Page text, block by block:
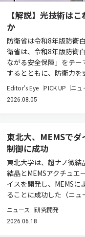
【解説】光技術は
か
防衛省は令和8年版防衛
衛省は、令和8年版防衛
ながる安全保障」をテ
するとともに、防衛力
Editor's Eye PICK UP ニュ
2026.08.05
東北大、MEMSで
制御に成功
東北大学は、超ナノ微結
結晶とMEMSアクチュエ
イスを開発し、MEMSに
ることに成功した（ニ
ニュース 研究開発
2026.06.18